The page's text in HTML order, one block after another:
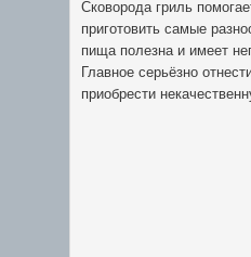
Сковорода гриль
приготовить самые
пища полезна и имеет
Главное серьёзно
приобрести